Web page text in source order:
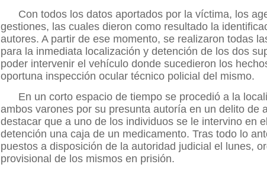
Con todos los datos aportados por la víctima, los
gestiones, las cuales dieron como resultado la
autores. A partir de ese momento, se realizaron todas
para la inmediata localización y detención de los dos
poder intervenir el vehículo donde sucedieron los
oportuna inspección ocular técnico policial del mismo.
En un corto espacio de tiempo se procedió a la
ambos varones por su presunta autoría en un delito de
destacar que a uno de los individuos se le intervino en
detención una caja de un medicamento. Tras todo lo
puestos a disposición de la autoridad judicial el lunes,
provisional de los mismos en prisión.